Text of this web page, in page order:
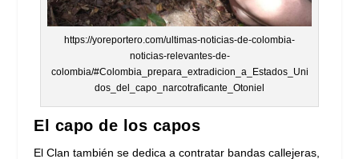
https://yoreportero.com/ultimas-noticias-de-colombia-
noticias-relevantes-de-
colombia/#Colombia_prepara_extradicion_a_Estados_Uni
dos_del_capo_narcotraficante_Otoniel
El capo de los capos
El Clan también se dedica a contratar bandas callejeras,